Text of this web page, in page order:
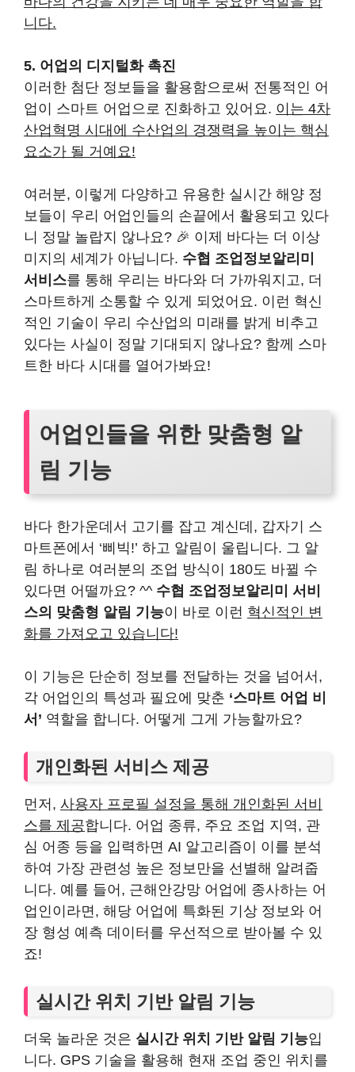
니다.
5. 어업의 디지털화 촉진
이러한 첨단 정보들을 활용함으로써 전통적인 어
업이 스마트 어업으로 진화하고 있어요. 이는 4차
산업혁명 시대에 수산업의 경쟁력을 높이는 핵심
요소가 될 거예요!
여러분, 이렇게 다양하고 유용한 실시간 해양 정
보들이 우리 어업인들의 손끝에서 활용되고 있다
니 정말 놀랍지 않나요? 🎉 이제 바다는 더 이상
미지의 세계가 아닙니다. 수협 조업정보알리미
서비스를 통해 우리는 바다와 더 가까워지고, 더
스마트하게 소통할 수 있게 되었어요. 이런 혁신
적인 기술이 우리 수산업의 미래를 밝게 비추고
있다는 사실이 정말 기대되지 않나요? 함께 스마
트한 바다 시대를 열어가봐요!
어업인들을 위한 맞춤형 알
림 기능
바다 한가운데서 고기를 잡고 계신데, 갑자기 스
마트폰에서 ‘삐빅!’ 하고 알림이 울립니다. 그 알
림 하나로 여러분의 조업 방식이 180도 바뀔 수
있다면 어떨까요? ^^ 수협 조업정보알리미 서비
스의 맞춤형 알림 기능이 바로 이런 혁신적인 변
화를 가져오고 있습니다!
이 기능은 단순히 정보를 전달하는 것을 넘어서,
각 어업인의 특성과 필요에 맞춘 ‘스마트 어업 비
서’ 역할을 합니다. 어떻게 그게 가능할까요?
개인화된 서비스 제공
먼저, 사용자 프로필 설정을 통해 개인화된 서비
스를 제공합니다. 어업 종류, 주요 조업 지역, 관
심 어종 등을 입력하면 AI 알고리즘이 이를 분석
하여 가장 관련성 높은 정보만을 선별해 알려줍
니다. 예를 들어, 근해안강망 어업에 종사하는 어
업인이라면, 해당 어업에 특화된 기상 정보와 어
장 형성 예측 데이터를 우선적으로 받아볼 수 있
죠!
실시간 위치 기반 알림 기능
더욱 놀라운 것은 실시간 위치 기반 알림 기능입
니다. GPS 기술을 활용해 현재 조업 중인 위치를